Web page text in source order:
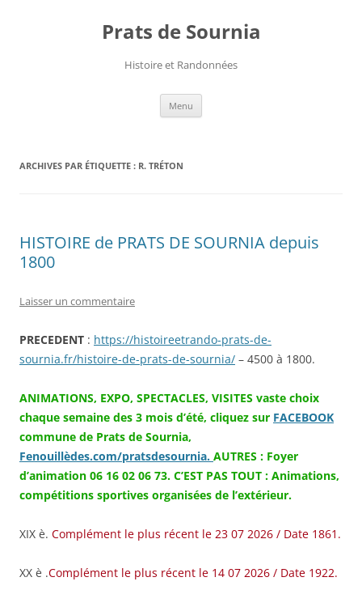
Prats de Sournia
Histoire et Randonnées
Menu
ARCHIVES PAR ÉTIQUETTE : R. TRÉTON
HISTOIRE de PRATS DE SOURNIA depuis
1800
Laisser un commentaire
PRECEDENT : https://histoireetrando-prats-de-
sournia.fr/histoire-de-prats-de-sournia/ – 4500 à 1800.
ANIMATIONS, EXPO, SPECTACLES, VISITES vaste choix
chaque semaine des 3 mois d’été, cliquez sur FACEBOOK
commune de Prats de Sournia,
Fenouillèdes.com/pratsdesournia. AUTRES : Foyer
d’animation 06 16 02 06 73. C’EST PAS TOUT : Animations,
compétitions sportives organisées de l’extérieur.
XIX è. Complément le plus récent le 23 07 2026 / Date 1861.
XX è .Complément le plus récent le 14 07 2026 / Date 1922.